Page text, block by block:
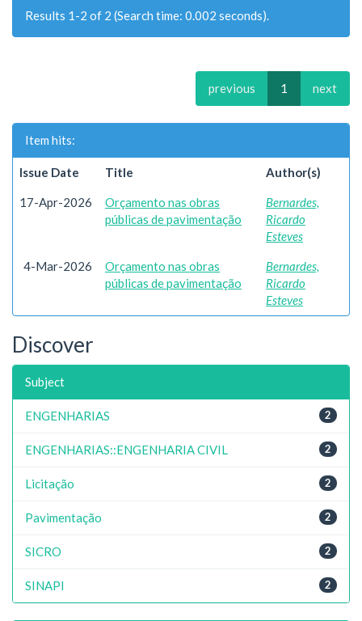
Results 1-2 of 2 (Search time: 0.002 seconds).
previous 1 next
Item hits:
Issue Date Title Author(s)
17-Apr-2026
Orçamento nas obras
públicas de pavimentação
Bernardes,
Ricardo
Esteves
4-Mar-2026
Orçamento nas obras
públicas de pavimentação
Bernardes,
Ricardo
Esteves
Discover
Subject
2
ENGENHARIAS
2
ENGENHARIAS::ENGENHARIA CIVIL
2
Licitação
2
Pavimentação
2
SICRO
2
SINAPI